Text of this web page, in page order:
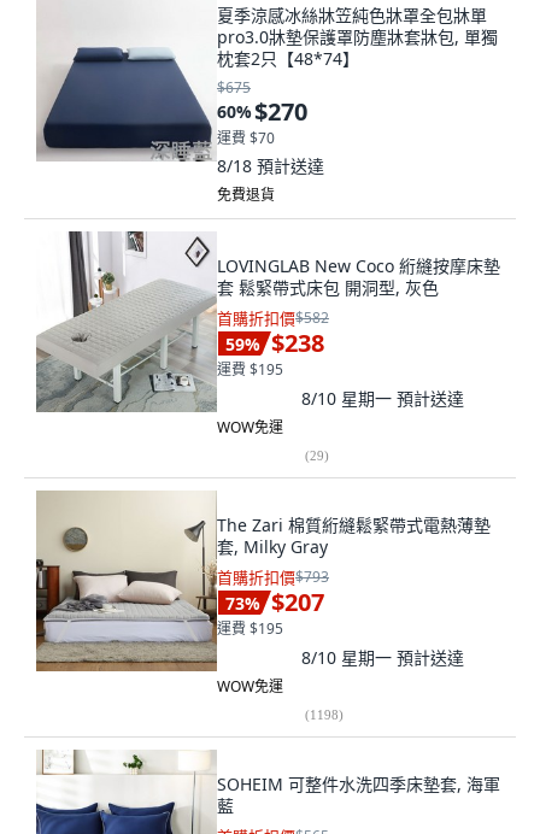
夏季涼感冰絲牀笠純色牀罩全包牀單
pro3.0牀墊保護罩防塵牀套牀包, 單獨
枕套2只【48*74】
$675
60%$270
運費 $70
8/18 預計送達
免費退貨
LOVINGLAB New Coco 絎縫按摩床墊
套 鬆緊帶式床包 開洞型, 灰色
首購折扣價$582
59% $238
運費 $195
8/10 星期一 預計送達
WOW免運
(29)
The Zari 棉質絎縫鬆緊帶式電熱薄墊
套, Milky Gray
首購折扣價$793
73% $207
運費 $195
8/10 星期一 預計送達
WOW免運
(1198)
SOHEIM 可整件水洗四季床墊套, 海軍
藍